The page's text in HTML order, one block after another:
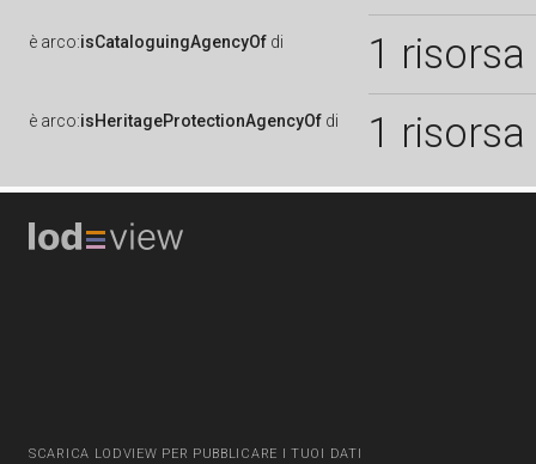
è arco:isCataloguingAgencyOf di 1 risorsa
è arco:isHeritageProtectionAgencyOf di 1 risorsa
SCARICA LODVIEW PER PUBBLICARE I TUOI DATI